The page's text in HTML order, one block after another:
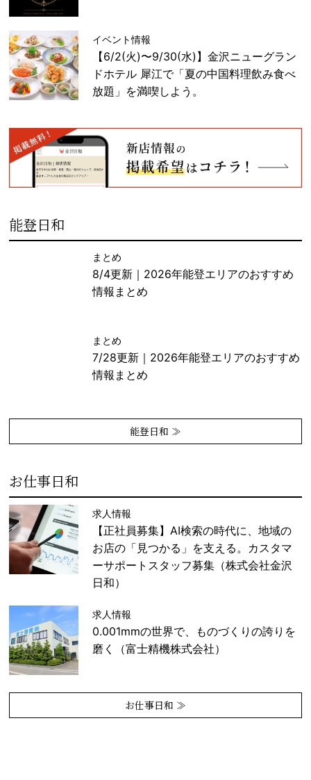
イベント情報
【6/2(火)〜9/30(水)】金沢ニューグラン
ドホテル 犀江で「夏の中国料理飲み食べ
放題」を満喫しよう。
能登日和
まとめ
8/4更新｜2026年能登エリアのおすすめ
情報まとめ
まとめ
7/28更新｜2026年能登エリアのおすすめ
情報まとめ
能登日和 ≫
お仕事日和
求人情報
【正社員募集】AI検索の時代に、地域の
お店の「見つかる」を支える。カスタマ
ーサポートスタッフ募集（株式会社金沢
日和）
求人情報
0.001mmの世界で、ものづくりの誇りを
磨く（富士精機株式会社）
お仕事日和 ≫